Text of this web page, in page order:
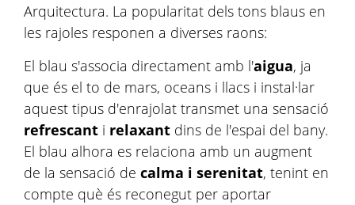
Arquitectura. La popularitat dels tons blaus en
les rajoles responen a diverses raons:
El blau s'associa directament amb l'aigua, ja
que és el to de mars, oceans i llacs i instal·lar
aquest tipus d'enrajolat transmet una sensació
refrescant i relaxant dins de l'espai del bany.
El blau alhora es relaciona amb un augment
de la sensació de calma i serenitat, tenint en
compte què és reconegut per aportar